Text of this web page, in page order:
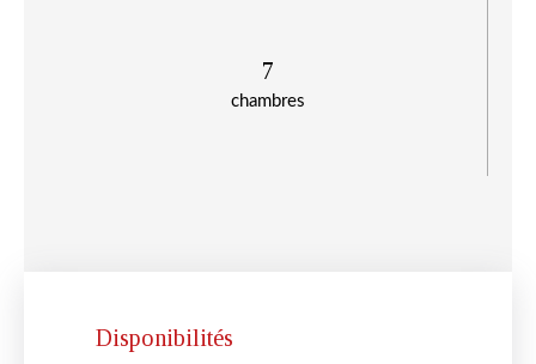
chambres
7
Disponibilités